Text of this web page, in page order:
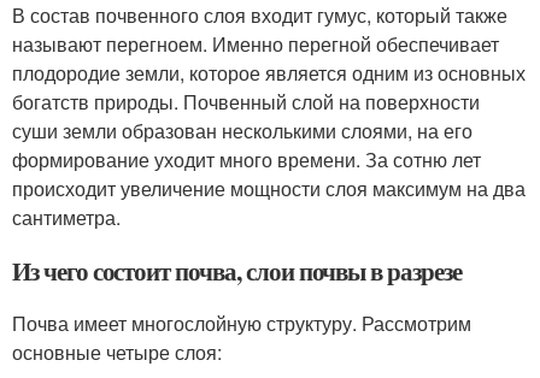
В состав почвенного слоя входит гумус, который также
называют перегноем. Именно перегной обеспечивает
плодородие земли, которое является одним из основных
богатств природы. Почвенный слой на поверхности
суши земли образован несколькими слоями, на его
формирование уходит много времени. За сотню лет
происходит увеличение мощности слоя максимум на два
сантиметра.
Из чего состоит почва, слои почвы в разрезе
Почва имеет многослойную структуру. Рассмотрим
основные четыре слоя: